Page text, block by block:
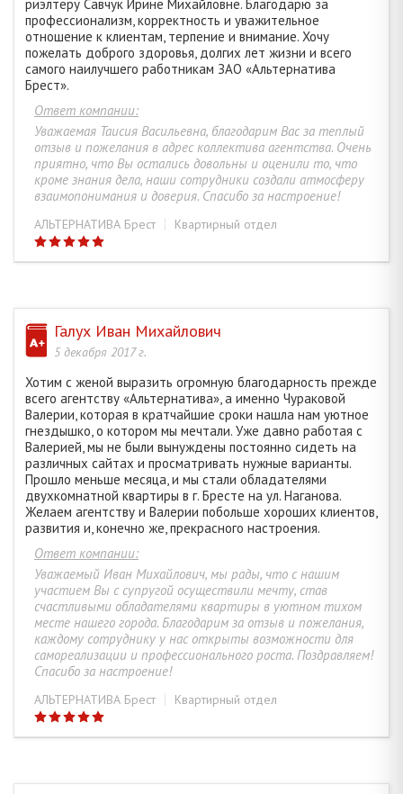
риэлтеру Савчук Ирине Михайловне. Благодарю за
профессионализм, корректность и уважительное
отношение к клиентам, терпение и внимание. Хочу
пожелать доброго здоровья, долгих лет жизни и всего
самого наилучшего работникам ЗАО «Альтернатива
Брест».
Ответ компании:
Уважаемая Таисия Васильевна, благодарим Вас за теплый
отзыв и пожелания в адрес коллектива агентства. Очень
приятно, что Вы остались довольны и оценили то, что
кроме знания дела, наши сотрудники создали атмосферу
взаимопонимания и доверия. Спасибо за настроение!
АЛЬТЕРНАТИВА Брест Квартирный отдел
Галух Иван Михайлович
5 декабря 2017 г.
Хотим с женой выразить огромную благодарность прежде
всего агентству «Альтернатива», а именно Чураковой
Валерии, которая в кратчайшие сроки нашла нам уютное
гнездышко, о котором мы мечтали. Уже давно работая с
Валерией, мы не были вынуждены постоянно сидеть на
различных сайтах и просматривать нужные варианты.
Прошло меньше месяца, и мы стали обладателями
двухкомнатной квартиры в г. Бресте на ул. Наганова.
Желаем агентству и Валерии побольше хороших клиентов,
развития и, конечно же, прекрасного настроения.
Ответ компании:
Уважаемый Иван Михайлович, мы рады, что с нашим
участием Вы с супругой осуществили мечту, став
счастливыми обладателями квартиры в уютном тихом
месте нашего города. Благодарим за отзыв и пожелания,
каждому сотруднику у нас открыты возможности для
самореализации и профессионального роста. Поздравляем!
Спасибо за настроение!
АЛЬТЕРНАТИВА Брест Квартирный отдел